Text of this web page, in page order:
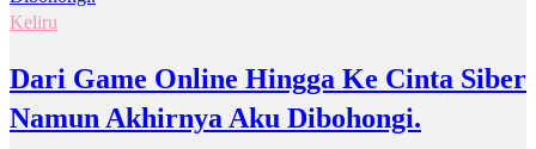
Keliru
Dari Game Online Hingga Ke Cinta Siber
Namun Akhirnya Aku Dibohongi.